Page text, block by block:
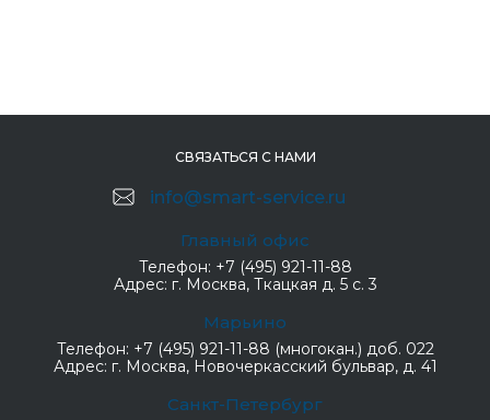
СВЯЗАТЬСЯ С НАМИ
info@smart-service.ru
Главный офис
Телефон: +7 (495) 921-11-88
Адрес: г. Москва, Ткацкая д. 5 с. 3
Марьино
Телефон: +7 (495) 921-11-88 (многокан.) доб. 022
Адрес: г. Москва, Новочеркасский бульвар, д. 41
Санкт-Петербург